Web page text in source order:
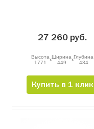
27 260 руб.
Высота
1771
xШирина
449
xГлубина
434
Купить в 1 клик